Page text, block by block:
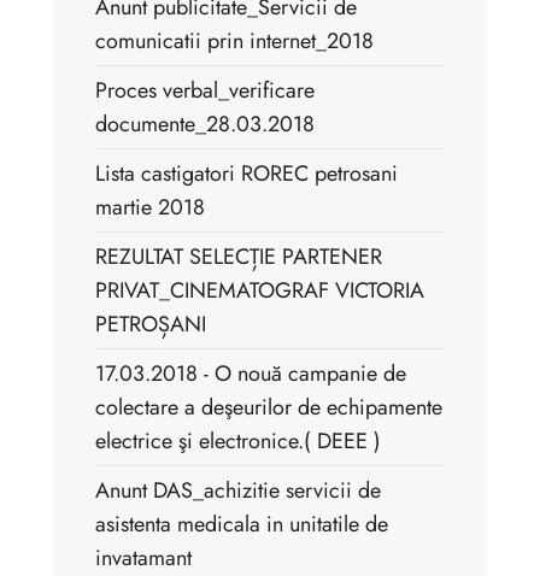
Anunt publicitate_Servicii de
comunicatii prin internet_2018
Proces verbal_verificare
documente_28.03.2018
Lista castigatori ROREC petrosani
martie 2018
REZULTAT SELECȚIE PARTENER
PRIVAT_CINEMATOGRAF VICTORIA
PETROȘANI
17.03.2018 - O nouă campanie de
colectare a deşeurilor de echipamente
electrice şi electronice.( DEEE )
Anunt DAS_achizitie servicii de
asistenta medicala in unitatile de
invatamant